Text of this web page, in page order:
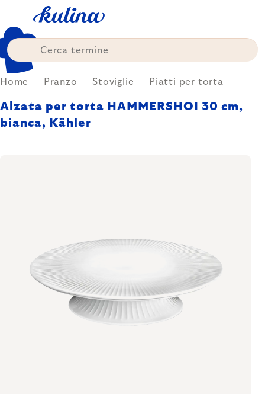
content
Home Pranzo Stoviglie Piatti per torta
Alzata per torta HAMMERSHOI 30 cm,
bianca, Kähler